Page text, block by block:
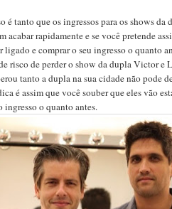
é tanto que os ingressos para os shows
acabar rapidamente e se você pretende
ligado e comprar o seu ingresso o quanto
risco de perder o show da dupla Victor e
tanto a dupla na sua cidade não pode
é assim que você souber que eles vão
ingresso o quanto antes.